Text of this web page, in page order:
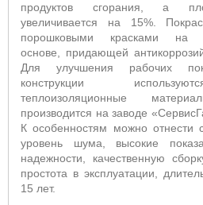
продуктов сгорания, а
увеличивается на 15%.
порошковыми красками на
основе, придающей
Для улучшения рабочих
конструкции
теплоизоляционные
производится на заводе
К особенностям можно отнести
уровень шума, высокие
надежности, качественную
простота в эксплуатации,
15 лет.